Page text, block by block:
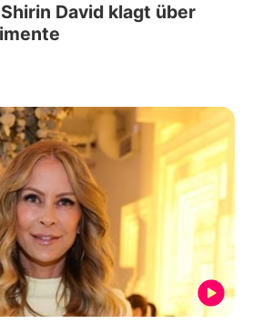
David klagt über